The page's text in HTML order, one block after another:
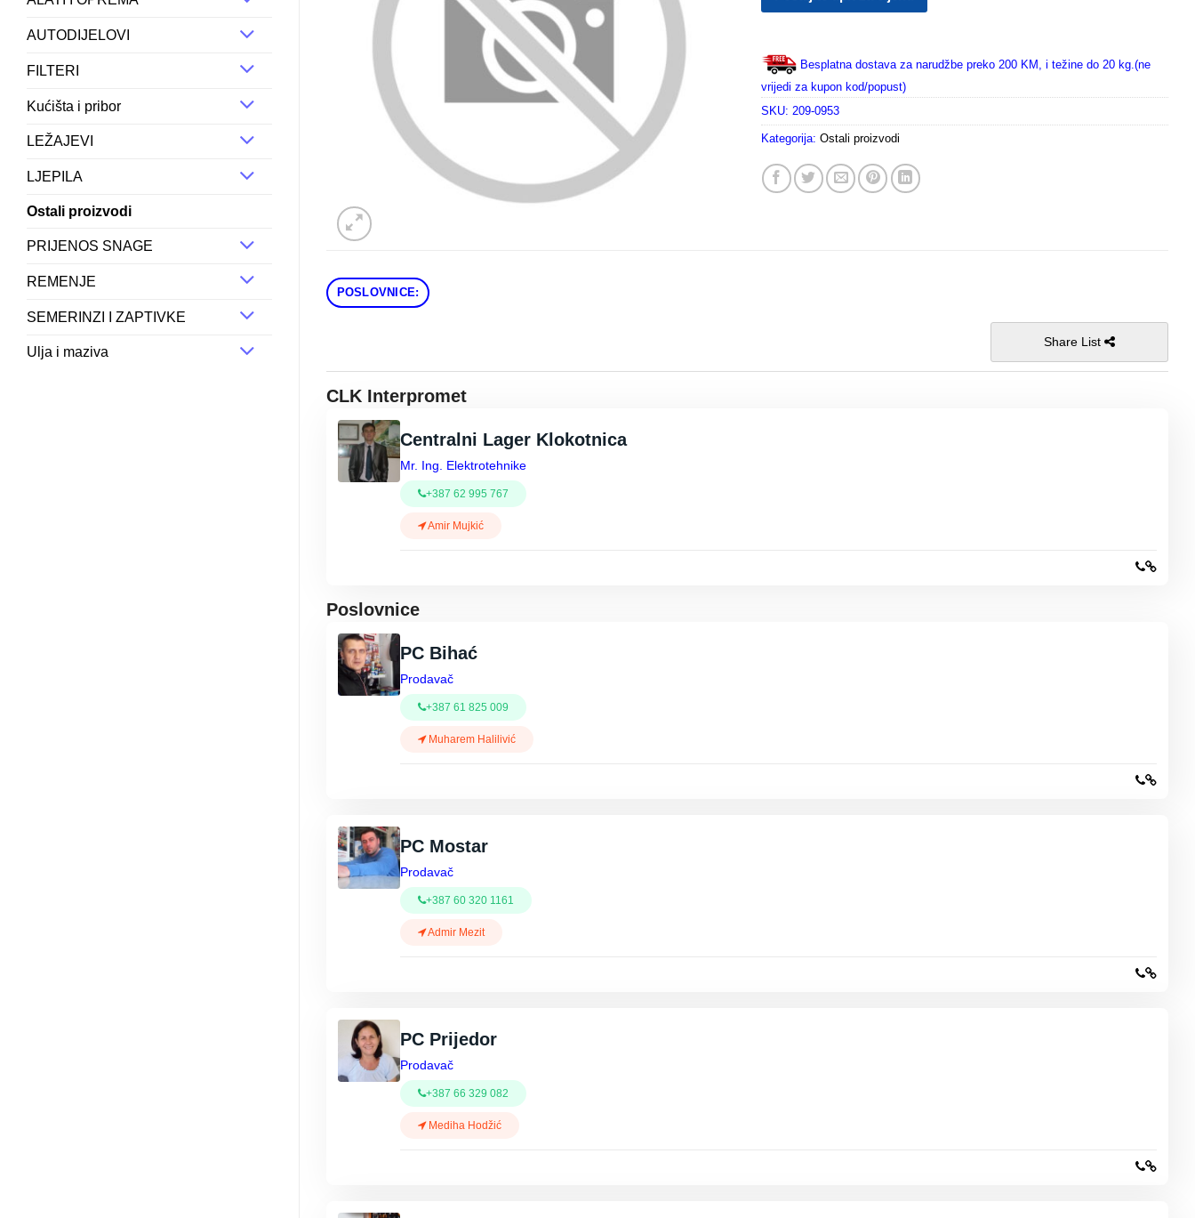
AUTODIJELOVI
FILTERI
Kućišta i pribor
LEŽAJEVI
LJEPILA
Ostali proizvodi
PRIJENOS SNAGE
REMENJE
SEMERINZI I ZAPTIVKE
Ulja i maziva
Besplatna dostava za narudžbe preko 200 KM, i težine do 20 kg.(ne
vrijedi za kupon kod/popust)
SKU: 209-0953
Kategorija: Ostali proizvodi
POSLOVNICE:
Share List
CLK Interpromet
Centralni Lager Klokotnica
Mr. Ing. Elektrotehnike
+387 62 995 767
Amir Mujkić
Poslovnice
PC Bihać
Prodavač
+387 61 825 009
Muharem Halilivić
PC Mostar
Prodavač
+387 60 320 1161
Admir Mezit
PC Prijedor
Prodavač
+387 66 329 082
Mediha Hodžić